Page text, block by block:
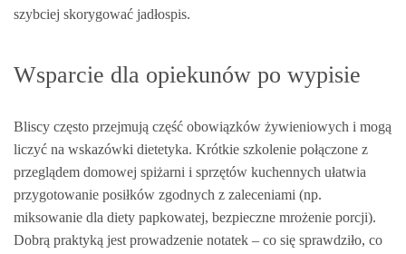
szybciej skorygować jadłospis.
Wsparcie dla opiekunów po wypisie
Bliscy często przejmują część obowiązków żywieniowych i mogą
liczyć na wskazówki dietetyka. Krótkie szkolenie połączone z
przeglądem domowej spiżarni i sprzętów kuchennych ułatwia
przygotowanie posiłków zgodnych z zaleceniami (np.
miksowanie dla diety papkowatej, bezpieczne mrożenie porcji).
Dobrą praktyką jest prowadzenie notatek – co się sprawdziło, co